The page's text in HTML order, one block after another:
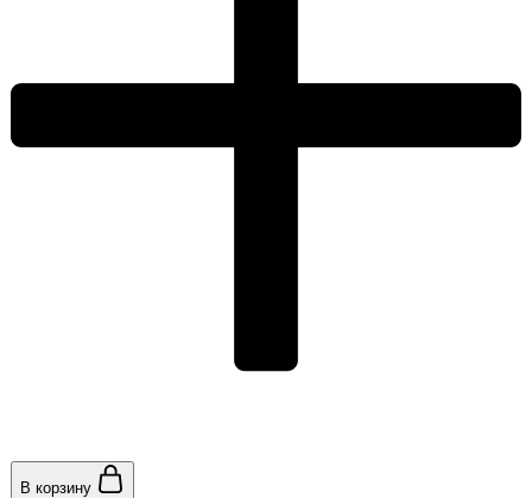
В корзину